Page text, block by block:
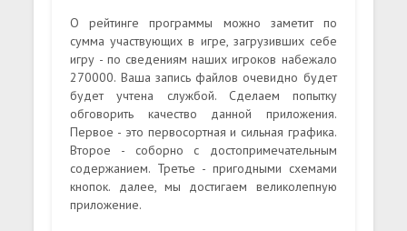
О рейтинге программы можно заметит по
сумма участвующих в игре, загрузивших себе
игру - по сведениям наших игроков набежало
270000. Ваша запись файлов очевидно будет
будет учтена службой. Сделаем попытку
обговорить качество данной приложения.
Первое - это первосортная и сильная графика.
Второе - соборно с достопримечательным
содержанием. Третье - пригодными схемами
кнопок. далее, мы достигаем великолепную
приложение.